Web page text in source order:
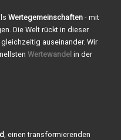
Wertegemeinschaften- mit
Die Welt rückt in dieser
auseinander. Wir
Wertewandel in der
, einen transformierenden